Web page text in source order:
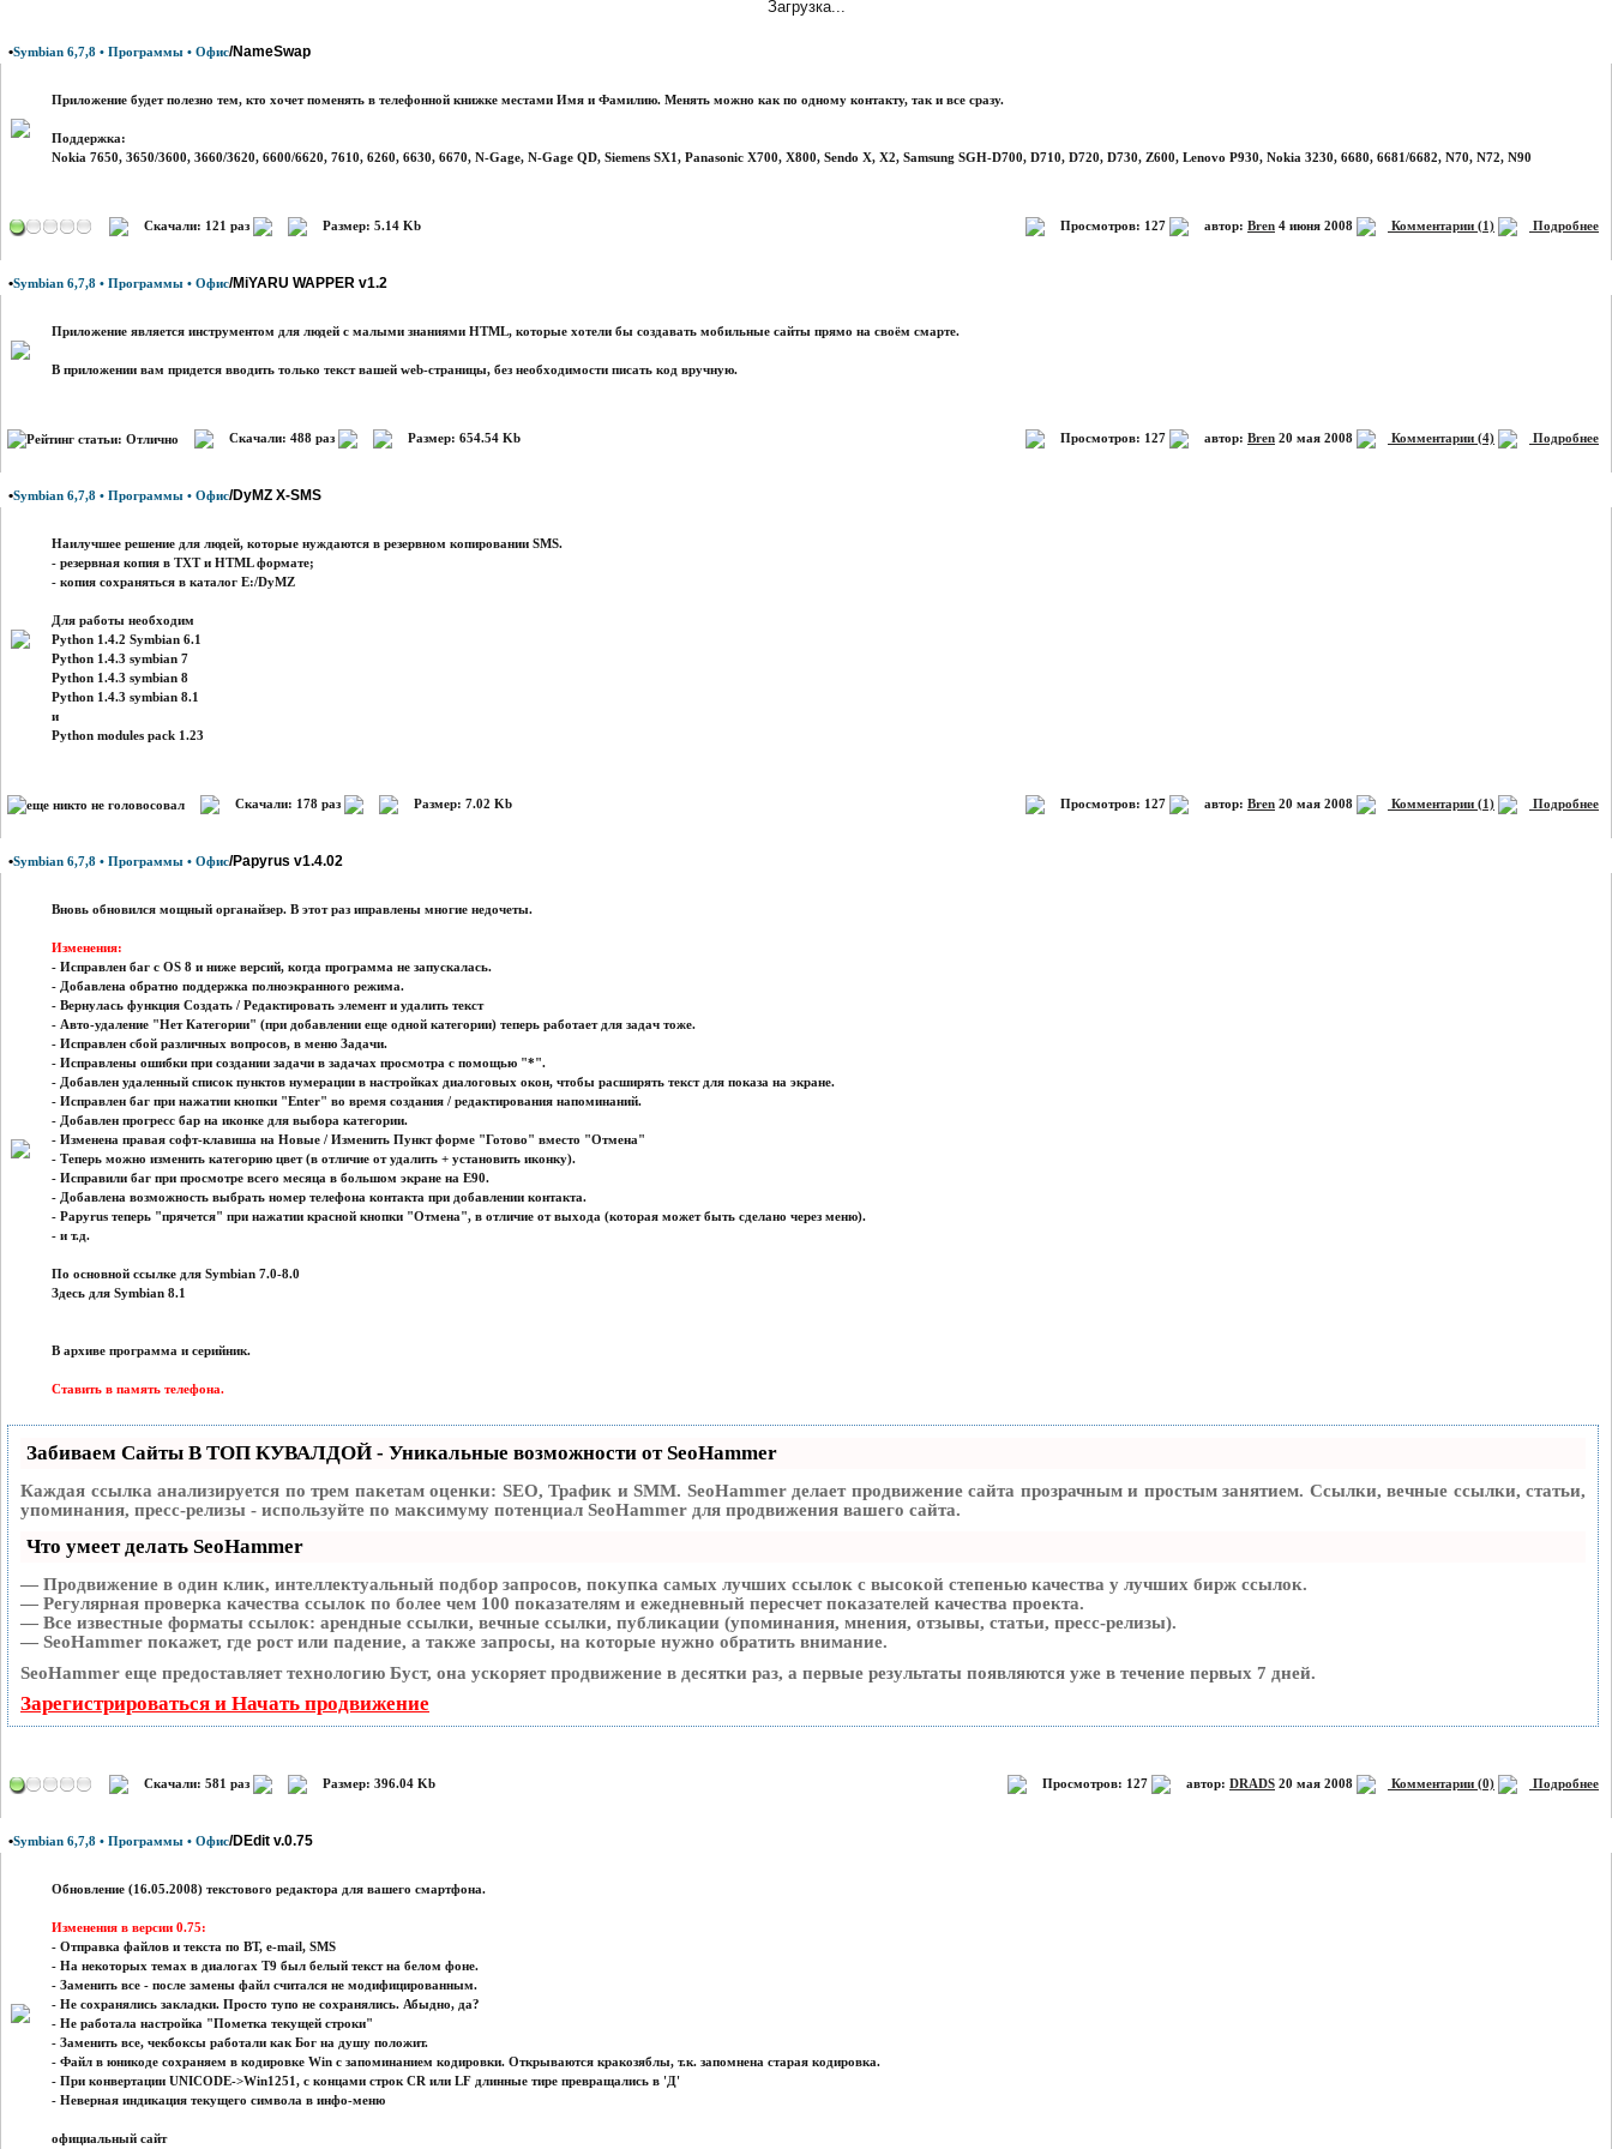
Загрузка...
•Symbian 6,7,8 • Программы • Офис/NameSwap
Приложение будет полезно тем, кто хочет поменять в телефонной книжке местами Имя и Фамилию. Менять можно как по одному контакту, так и все сразу.
Поддержка:
Nokia 7650, 3650/3600, 3660/3620, 6600/6620, 7610, 6260, 6630, 6670, N-Gage, N-Gage QD, Siemens SX1, Panasonic X700, X800, Sendo X, X2, Samsung SGH-D700, D710, D720, D730, Z600, Lenovo P930, Nokia 3230, 6680, 6681/6682, N70, N72, N90
Скачали: 121 раз Размер: 5.14 Kb Просмотров: 127 автор: Bren 4 июня 2008 Комментарии (1) Подробнее
•Symbian 6,7,8 • Программы • Офис/MiYARU WAPPER v1.2
Приложение является инструментом для людей с малыми знаниями HTML, которые хотели бы создавать мобильные сайты прямо на своём смарте.
В приложении вам придется вводить только текст вашей web-страницы, без необходимости писать код вручную.
Скачали: 488 раз Размер: 654.54 Kb Просмотров: 127 автор: Bren 20 мая 2008 Комментарии (4) Подробнее
•Symbian 6,7,8 • Программы • Офис/DyMZ X-SMS
Наилучшее решение для людей, которые нуждаются в резервном копировании SMS.
- резервная копия в TXT и HTML формате;
- копия сохраняться в каталог E:/DyMZ
Для работы необходим
Python 1.4.2 Symbian 6.1
Python 1.4.3 symbian 7
Python 1.4.3 symbian 8
Python 1.4.3 symbian 8.1
и
Python modules pack 1.23
Скачали: 178 раз Размер: 7.02 Kb Просмотров: 127 автор: Bren 20 мая 2008 Комментарии (1) Подробнее
•Symbian 6,7,8 • Программы • Офис/Papyrus v1.4.02
Вновь обновился мощный органайзер. В этот раз иправлены многие недочеты.
Изменения:
- Исправлен баг с OS 8 и ниже версий, когда программа не запускалась.
- Добавлена обратно поддержка полноэкранного режима.
- Вернулась функция Создать / Редактировать элемент и удалить текст
- Авто-удаление "Нет Категории" (при добавлении еще одной категории) теперь работает для задач тоже.
- Исправлен сбой различных вопросов, в меню Задачи.
- Исправлены ошибки при создании задачи в задачах просмотра с помощью "*".
- Добавлен удаленный список пунктов нумерации в настройках диалоговых окон, чтобы расширять текст для показа на экране.
- Исправлен баг при нажатии кнопки "Enter" во время создания / редактирования напоминаний.
- Добавлен прогресс бар на иконке для выбора категории.
- Изменена правая софт-клавиша на Новые / Изменить Пункт форме "Готово" вместо "Отмена"
- Теперь можно изменить категорию цвет (в отличие от удалить + установить иконку).
- Исправили баг при просмотре всего месяца в большом экране на E90.
- Добавлена возможность выбрать номер телефона контакта при добавлении контакта.
- Papyrus теперь "прячется" при нажатии красной кнопки "Отмена", в отличие от выхода (которая может быть сделано через меню).
- и т.д.
По основной ссылке для Symbian 7.0-8.0
Здесь для Symbian 8.1
В архиве программа и серийник.
Ставить в память телефона.
Забиваем Сайты В ТОП КУВАЛДОЙ - Уникальные возможности от SeoHammer
Каждая ссылка анализируется по трем пакетам оценки: SEO, Трафик и SMM. SeoHammer делает продвижение сайта прозрачным и простым занятием. Ссылки, вечные ссылки, статьи,
упоминания, пресс-релизы - используйте по максимуму потенциал SeoHammer для продвижения вашего сайта.
Что умеет делать SeoHammer
— Продвижение в один клик, интеллектуальный подбор запросов, покупка самых лучших ссылок с высокой степенью качества у лучших бирж ссылок.
— Регулярная проверка качества ссылок по более чем 100 показателям и ежедневный пересчет показателей качества проекта.
— Все известные форматы ссылок: арендные ссылки, вечные ссылки, публикации (упоминания, мнения, отзывы, статьи, пресс-релизы).
— SeoHammer покажет, где рост или падение, а также запросы, на которые нужно обратить внимание.
SeoHammer еще предоставляет технологию Буст, она ускоряет продвижение в десятки раз, а первые результаты появляются уже в течение первых 7 дней.
Зарегистрироваться и Начать продвижение
Скачали: 581 раз Размер: 396.04 Kb Просмотров: 127 автор: DRADS 20 мая 2008 Комментарии (0) Подробнее
•Symbian 6,7,8 • Программы • Офис/DEdit v.0.75
Обновление (16.05.2008) текстового редактора для вашего смартфона.
Изменения в версии 0.75:
- Отправка файлов и текста по BT, e-mail, SMS
- На некоторых темах в диалогах Т9 был белый текст на белом фоне.
- Заменить все - после замены файл считался не модифицированным.
- Не сохранялись закладки. Просто тупо не сохранялись. Абыдно, да?
- Не работала настройка "Пометка текущей строки"
- Заменить все, чекбоксы работали как Бог на душу положит.
- Файл в юникоде сохраняем в кодировке Win с запоминанием кодировки. Открываются кракозяблы, т.к. запомнена старая кодировка.
- При конвертации UNICODE->Win1251, с концами строк CR или LF длинные тире превращались в 'Д'
- Неверная индикация текущего символа в инфо-меню
официальный сайт